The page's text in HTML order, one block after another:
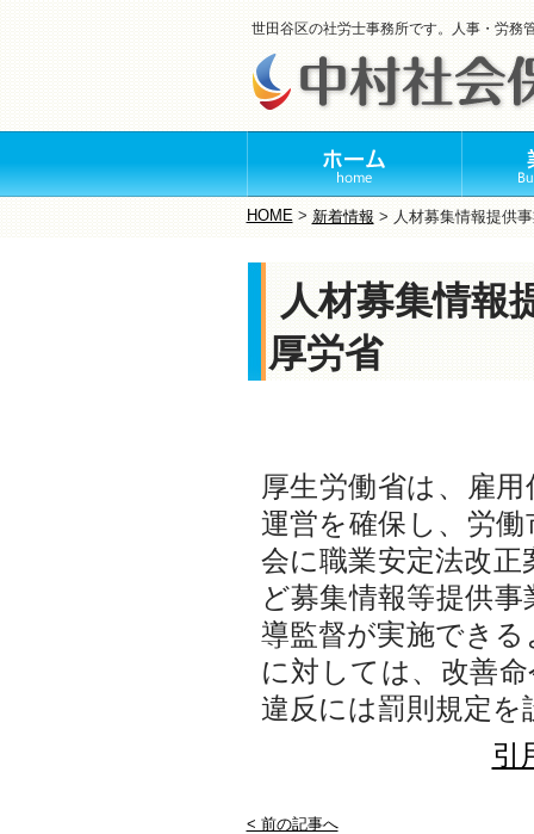
世田谷区の社労士事務所です。人事・労務
HOME> 新着情報 > 人材募集情報提供
人材募集情
厚労省
厚生労働省は、雇
運営を確保し、労
会に職業安定法改
ど募集情報等提供
導監督が実施でき
に対しては、改善
違反には罰則規定を
引
< 前の記事へ